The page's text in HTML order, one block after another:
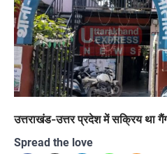
उत्तराखंड-उत्तर प्रदेश में सक्रिय था
Spread the love